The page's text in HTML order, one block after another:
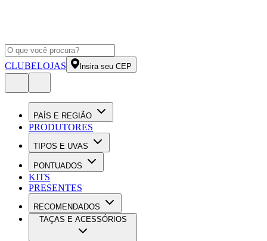
CLUBELOJAS Insira seu CEP
PAÍS E REGIÃO
PRODUTORES
TIPOS E UVAS
PONTUADOS
KITS
PRESENTES
RECOMENDADOS
TAÇAS E ACESSÓRIOS